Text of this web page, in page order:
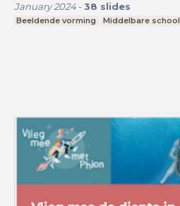
January 2024- 38 slides
Beeldende vorming Middelbare school